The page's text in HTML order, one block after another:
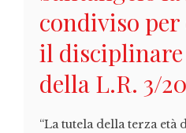
condiviso
il
della L.R. 3/
“La tutela della terza età